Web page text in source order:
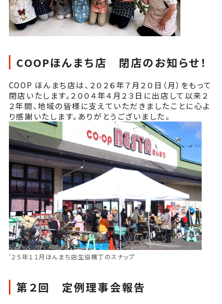
COOPほんまち店 閉店のお知らせ！
COOP ほんまち店は、２０２６年７月２０日（月）をもって
閉店いたします。２００４年４月２３日に出店して以来２
２年間、地域の皆様に支えていただきましたことに心よ
り感謝いたします。ありがとうございました。
‘２５年１１月ほんまち店生協横丁のスナップ
第２回 定例理事会報告